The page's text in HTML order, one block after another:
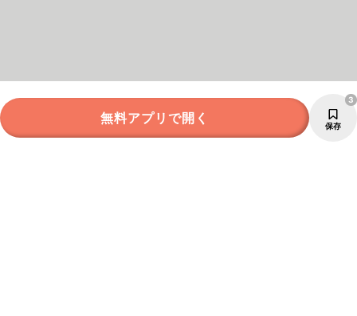
無料アプリで開く 保存
3